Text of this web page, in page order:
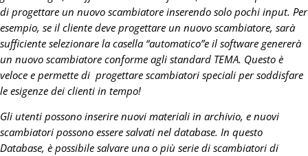
di progettare un nuovo scambiatore inserendo solo pochi input. Per
esempio, se il cliente deve progettare un nuovo scambiatore, sarà
sufficiente selezionare la casella “automatico”e il software genererà
un nuovo scambiatore conforme agli standard TEMA. Questo è
veloce e permette di progettare scambiatori speciali per soddisfare
le esigenze dei clienti in tempo!
Gli utenti possono inserire nuovi materiali in archivio, e nuovi
scambiatori possono essere salvati nel database. In questo
Database, è possibile salvare una o più serie di scambiatori di